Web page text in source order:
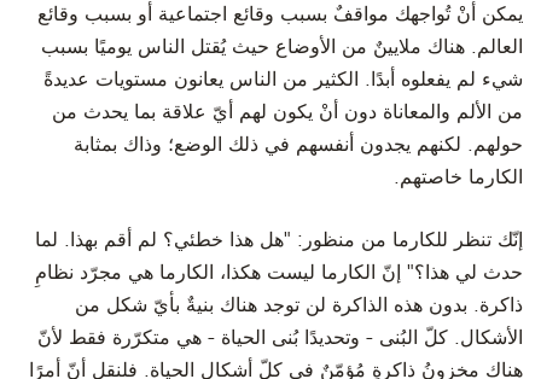
يمكن أنْ تُواجهك مواقفٌ بسبب وقائع اجتماعية أو بسبب وقائع
العالم. هناك ملايينٌ من الأوضاع حيث يُقتل الناس يوميًا بسبب
شيء لم يفعلوه أبدًا. الكثير من الناس يعانون مستويات عديدةً
من الألم والمعاناة دون أنْ يكون لهم أيّ علاقة بما يحدث من
حولهم. لكنهم يجدون أنفسهم في ذلك الوضع؛ وذاك بمثابة
الكارما خاصتهم.
إنّك تنظر للكارما من منظور: "هل هذا خطئي؟ لم أقم بهذا. لما
حدث لي هذا؟" إنّ الكارما ليست هكذا، الكارما هي مجرّد نظامِ
ذاكرة. بدون هذه الذاكرة لن توجد هناك بنيةٌ بأيّ شكل من
الأشكال. كلّ البُنى - وتحديدًا بُنى الحياة - هي متكرّرة فقط لأنّ
هناك مخزونُ ذاكرةٍ مُؤمّنٌ في كلّ أشكال الحياة. فلنقل أنّ أمرًا